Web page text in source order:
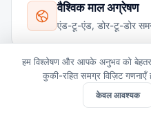
वैश्विक माल अग्रेषण
एंड-टू-एंड, डोर-टू-डोर
समुद्री माल ढुलाई
FCL, LCL एवं समेकन।
हम विश्लेषण और आपके अनुभव को
कुकी-रहित समग्र विज़िट
केवल आवश्यक